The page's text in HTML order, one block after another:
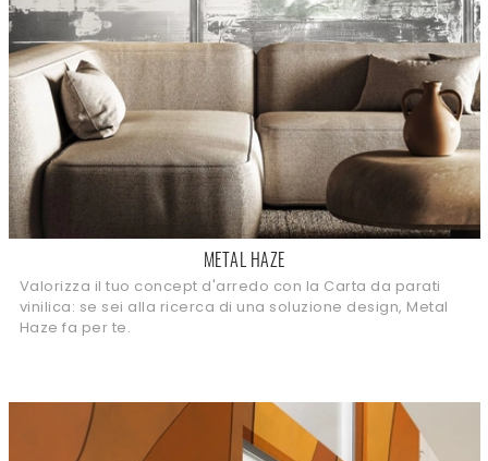
METAL HAZE
Valorizza il tuo concept d'arredo con la Carta da parati
vinilica: se sei alla ricerca di una soluzione design, Metal
Haze fa per te.